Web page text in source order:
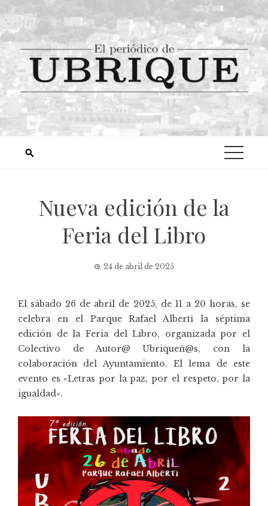
Nueva edición de la
Feria del Libro
24 de abril de 2025
El sábado 26 de abril de 2025, de 11 a 20 horas, se
celebra en el Parque Rafael Alberti la séptima
edición de la Feria del Libro, organizada por el
Colectivo de Autor@ Ubriqueñ@s, con la
colaboración del Ayuntamiento. El lema de este
evento es «Letras por la paz, por el respeto, por la
igualdad».